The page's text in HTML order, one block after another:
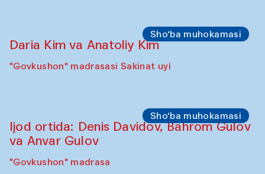
Sho‘ba muhokamasi
Daria Kim va Anatoliy Kim
"Govkushon" madrasasi Sakinat uyi
Sho‘ba muhokamasi
Ijod ortida: Denis Davidov, Bahrom Gulov
va Anvar Gulov
"Govkushon" madrasa